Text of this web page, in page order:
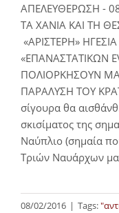
ΑΠΕΛΕΥΘΕΡΩΣΗ -
ΤΑ ΧΑΝΙΑ ΚΑΙ ΤΗ
«ΑΡΙΣΤΕΡΗ»
«ΕΠΑΝΑΣΤΑΤΙΚΩΝ
ΠΟΛΙΟΡΚΗΣΟΥΝ
ΠΑΡΑΛΥΣΗ ΤΟΥ
σίγουρα θα
σκισίματος της
Ναύπλιο (σημαία
Τριών Ναυάρχων
08/02/2016 | Tags: